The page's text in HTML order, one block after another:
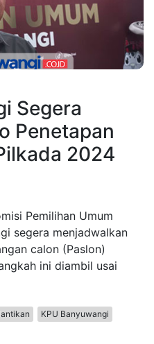
Segera
Penetapan
2024
Pemilihan Umum
segera menjadwalkan
calon (Paslon)
ini diambil usai
KPU Banyuwangi